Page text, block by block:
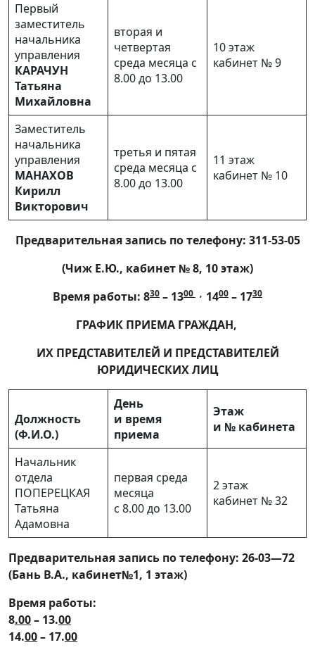
Первый
заместитель
начальника
управления
КАРАЧУН
Татьяна
Михайловна
вторая и
четвертая
среда месяца с
8.00 до 13.00
10 этаж
кабинет № 9
Заместитель
начальника
управления
МАНАХОВ
Кирилл
Викторович
третья и пятая
среда месяца с
8.00 до 13.00
11 этаж
кабинет № 10
Предварительная запись по телефону: 311-53-05
(Чиж Е.Ю., кабинет № 8, 10 этаж)
Время работы: 830 – 1300 , 1400 – 1730
ГРАФИК ПРИЕМА ГРАЖДАН,
ИХ ПРЕДСТАВИТЕЛЕЙ И ПРЕДСТАВИТЕЛЕЙ
ЮРИДИЧЕСКИХ ЛИЦ
Должность
(Ф.И.О.)
День
и время
приема
Этаж
и № кабинета
Начальник
отдела
ПОПЕРЕЦКАЯ
Татьяна
Адамовна
первая среда
месяца
с 8.00 до 13.00
2 этаж
кабинет № 32
Предварительная запись по телефону: 26-03—72
(Бань В.А., кабинет№1, 1 этаж)
Время работы:
8.00– 13.00
14.00– 17.00